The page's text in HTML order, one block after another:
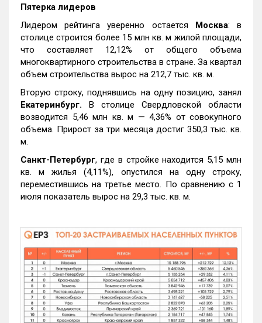
Пятерка лидеров
Лидером рейтинга уверенно остается Москва: в
столице строится более 15 млн кв. м жилой площади,
что составляет 12,12% от общего объема
многоквартирного строительства в стране. За квартал
объем строительства вырос на 212,7 тыс. кв. м.
Вторую строку, поднявшись на одну позицию, занял
Екатеринбург. В столице Свердловской области
возводится 5,46 млн кв. м — 4,36% от совокупного
объема. Прирост за три месяца достиг 350,3 тыс. кв.
м.
Санкт-Петербург, где в стройке находится 5,15 млн
кв. м жилья (4,11%), опустился на одну строку,
переместившись на третье место. По сравнению с 1
июля показатель вырос на 29,3 тыс. кв. м.